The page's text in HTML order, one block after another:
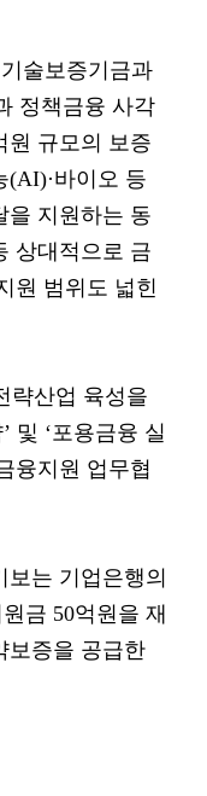
술보증기금과
정책금융 사각
원 규모의 보증
(AI)·바이오 등
을 지원하는 동
상대적으로 금
원 범위도 넓힌
략산업 육성을
및 ‘포용금융 실
융지원 업무협
는 기업은행의
금 50억원을 재
보증을 공급한